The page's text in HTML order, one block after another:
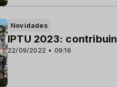
Novidades
22/09/2022 • 09:16
IPTU 2023: